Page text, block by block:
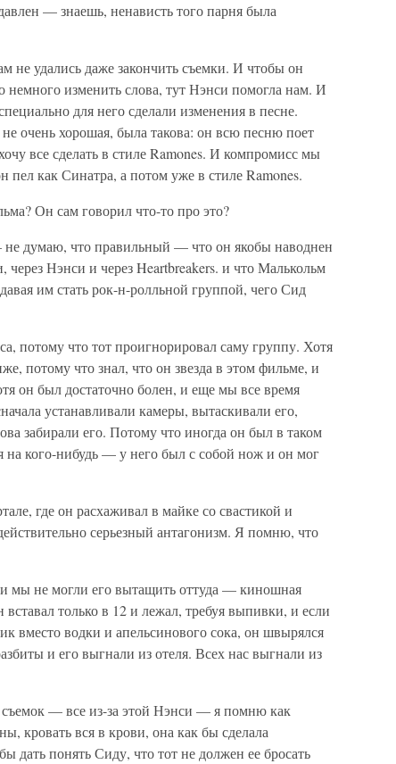
— знаешь, ненависть того парня была
не удались даже закончить съемки. И чтобы он
изменить слова, тут Нэнси помогла нам. И
для него сделали изменения в песне.
очень хорошая, была такова: он всю песню поет
все сделать в стиле Ramones. И компромисс мы
как Синатра, а потом уже в стиле Ramones.
Он сам говорил что-то про это?
думаю, что правильный — что он якобы наводнен
Нэнси и через Heartbreakers. и что Малькольм
им стать рок-н-ролльной группой, чего Сид
потому что тот проигнорировал саму группу. Хотя
потому что знал, что он звезда в этом фильме, и
он был достаточно болен, и еще мы все время
устанавливали камеры, вытаскивали его,
забирали его. Потому что иногда он был в таком
на кого-нибудь — у него был с собой нож и он мог
где он расхаживал в майке со свастикой и
серьезный антагонизм. Я помню, что
мы не могли его вытащить оттуда — киношная
только в 12 и лежал, требуя выпивки, и если
вместо водки и апельсинового сока, он швырялся
и его выгнали из отеля. Всех нас выгнали из
— все из-за этой Нэнси — я помню как
кровать вся в крови, она как бы сделала
дать понять Сиду, что тот не должен ее бросать